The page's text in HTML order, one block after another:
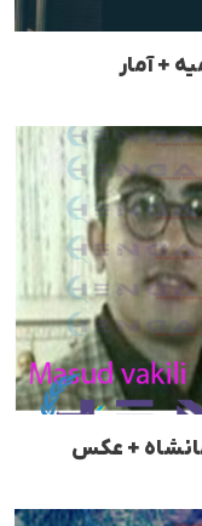
+ آمار
+ عکس